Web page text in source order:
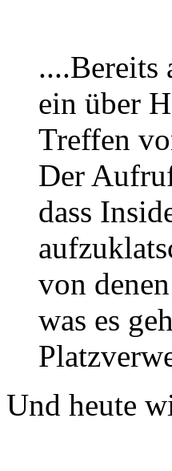
....Bereits
ein über
Treffen
Der
dass
von
was es
Und heute